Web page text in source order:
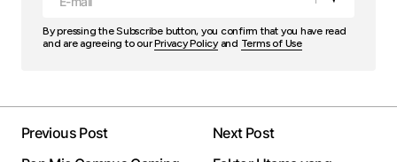
By pressing the Subscribe button, you confirm that you have read
and are agreeing to ourPrivacy Policyand Terms of Use
Previous Post
Next Post